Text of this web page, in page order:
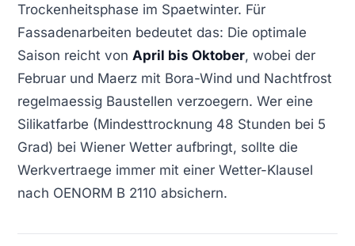
Trockenheitsphase im Spaetwinter. Für
Fassadenarbeiten bedeutet das: Die optimale
Saison reicht von April bis Oktober, wobei der
Februar und Maerz mit Bora-Wind und Nachtfrost
regelmaessig Baustellen verzoegern. Wer eine
Silikatfarbe (Mindesttrocknung 48 Stunden bei 5
Grad) bei Wiener Wetter aufbringt, sollte die
Werkvertraege immer mit einer Wetter-Klausel
nach OENORM B 2110 absichern.